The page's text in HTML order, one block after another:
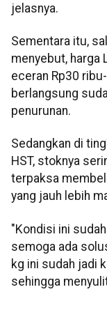
jelasnya.
Sementara itu,
menyebut, harga
eceran Rp30
berlangsung
penurunan.
Sedangkan di
HST, stoknya
terpaksa
yang jauh lebih
"Kondisi ini
semoga ada
kg ini sudah jadi
sehingga